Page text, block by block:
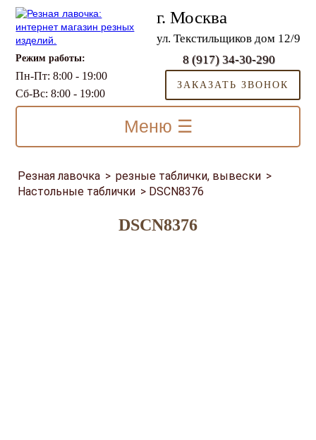
г. Москва
ул. Текстильщиков дом 12/9
Режим работы:
Пн-Пт: 8:00 - 19:00
Сб-Вс: 8:00 - 19:00
8 (917) 34-30-290
ЗАКАЗАТЬ ЗВОНОК
Меню ☰
Резная лавочка > резные таблички, вывески >
Настольные таблички > DSCN8376
DSCN8376